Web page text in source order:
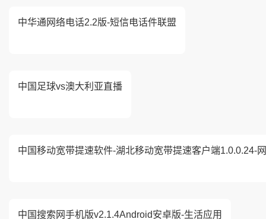
中华通网络电话2.2版-短信电话件联盟
中国足球vs澳大利亚直播
中国移动宽带提速软件-湖北移动宽带提速客户端1.0.0.24-
中国搜索网手机版v2.1.4Android安卓版-生活应用